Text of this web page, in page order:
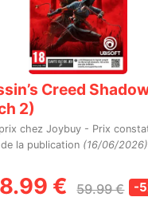
Creed
2)
chez Joybuy - Prix
la publication (16/06/2026)
€ 59.99 € -